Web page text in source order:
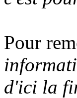
Pour
d'ici la